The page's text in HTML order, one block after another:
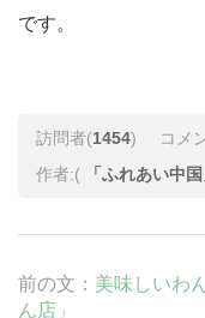
です。
訪問者(1454) コメ
作者:( 「ふれあい中国
前の文： 美味しいわ
ん店」